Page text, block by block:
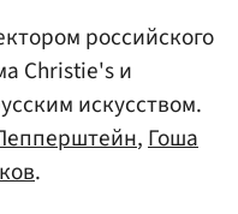
российского
Christie's и
искусством.
,Гоша
.